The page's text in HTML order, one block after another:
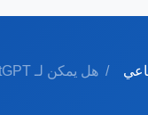
هل يمكن لـ ChatGPT من...